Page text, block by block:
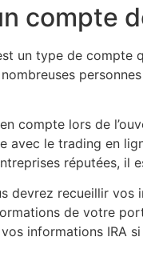
compte
un type de compte
compte lors de
avec le trading en
réputées, il
devrez recueillir
de votre
informations IRA